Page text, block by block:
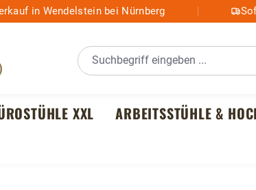
in Wendelstein bei Nürnberg
XXL ARBEITSSTÜHLE &